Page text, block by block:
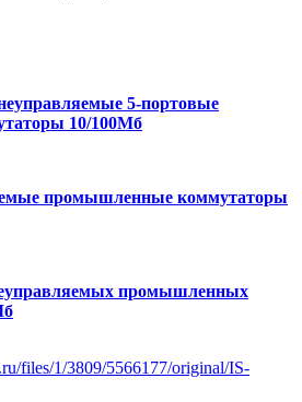
5-портовые
10/100Мб
промышленные коммутаторы
промышленных